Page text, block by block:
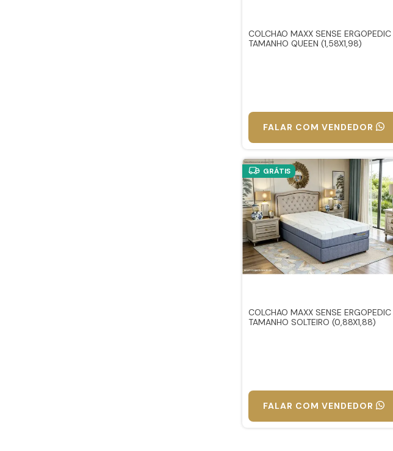
COLCHAO MAXX SENSE
TAMANHO QUEEN (1,58X1,98)
FALAR COM VENDEDOR
GRÁTIS
COLCHAO MAXX SENSE
TAMANHO SOLTEIRO (0,88X1,88)
FALAR COM VENDEDOR